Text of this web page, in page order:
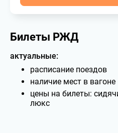
Билеты РЖД
актуальные:
расписание поездов
наличие мест в вагоне
цены на билеты:
люкс